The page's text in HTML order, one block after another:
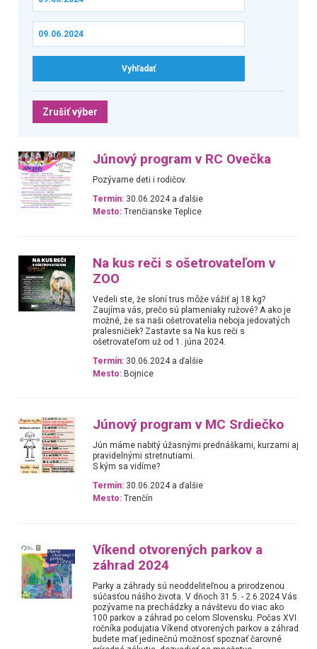
Zrušiť výber
Júnový program v RC Ovečka
Pozývame deti i rodičov.
Termín: 30.06.2024 a ďalšie
Mesto: Trenčianske Teplice
Na kus reči s ošetrovateľom v
ZOO
Vedeli ste, že sloní trus môže vážiť aj 18 kg?
Zaujíma vás, prečo sú plameniaky ružové? A ako je
možné, že sa naši ošetrovatelia neboja jedovatých
pralesničiek? Zastavte sa Na kus reči s
ošetrovateľom už od 1. júna 2024.
Termín: 30.06.2024 a ďalšie
Mesto: Bojnice
Júnový program v MC Srdiečko
Jún máme nabitý úžasnými prednáškami, kurzami aj
pravidelnými stretnutiami.
S kým sa vidíme?
Termín: 30.06.2024 a ďalšie
Mesto: Trenčín
Víkend otvorených parkov a
záhrad 2024
Parky a záhrady sú neoddeliteľnou a prirodzenou
súčasťou nášho života. V dňoch 31.5. - 2.6.2024 Vás
pozývame na prechádzky a návštevu do viac ako
100 parkov a záhrad po celom Slovensku. Počas XVI.
ročníka podujatia Víkend otvorených parkov a záhrad
budete mať jedinečnú možnosť spoznať čarovné